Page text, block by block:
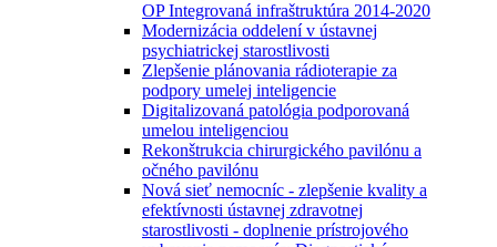
OP Integrovaná infraštruktúra 2014-2020
Modernizácia oddelení v ústavnej
psychiatrickej starostlivosti
Zlepšenie plánovania rádioterapie za
podpory umelej inteligencie
Digitalizovaná patológia podporovaná
umelou inteligenciou
Rekonštrukcia chirurgického pavilónu a
očného pavilónu
Nová sieť nemocníc - zlepšenie kvality a
efektívnosti ústavnej zdravotnej
starostlivosti - doplnenie prístrojového